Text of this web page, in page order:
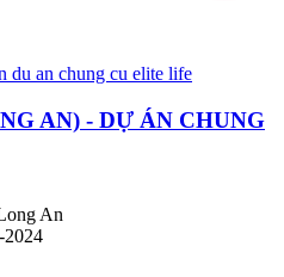
AN) - DỰ ÁN CHUNG
An
2024